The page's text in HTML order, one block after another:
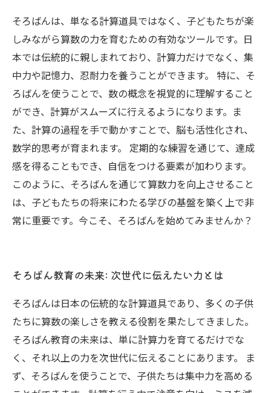
そろばんは、単なる計算道具ではなく、子どもたちが楽
しみながら算数の力を育むための有効なツールです。日
本では伝統的に親しまれており、計算力だけでなく、集
中力や記憶力、忍耐力を養うことができます。 特に、そ
ろばんを使うことで、数の概念を視覚的に理解すること
ができ、計算がスムーズに行えるようになります。ま
た、計算の過程を手で動かすことで、脳も活性化され、
数学的思考が育まれます。 定期的な練習を通じて、達成
感を得ることもでき、自信をつける要素が加わります。
このように、そろばんを通じて算数力を向上させること
は、子どもたちの将来にわたる学びの基盤を築く上で非
常に重要です。今こそ、そろばんを始めてみませんか？
そろばん教育の未来: 次世代に伝えたい力とは
そろばんは日本の伝統的な計算道具であり、多くの子供
たちに算数の楽しさを教える役割を果たしてきました。
そろばん教育の未来は、単に計算力を育てるだけでな
く、それ以上の力を次世代に伝えることにあります。 ま
ず、そろばんを使うことで、子供たちは集中力を高める